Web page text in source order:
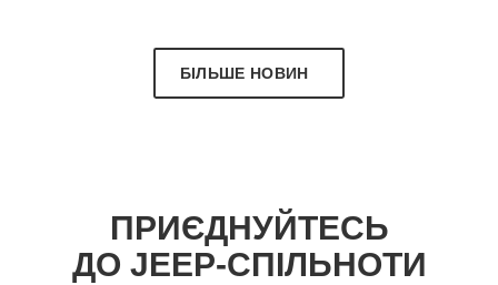
БІЛЬШЕ НОВИН
ПРИЄДНУЙТЕСЬ
ДО JEEP-СПІЛЬНОТИ